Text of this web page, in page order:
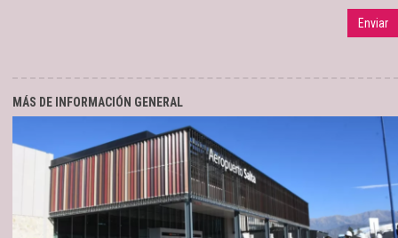
MÁS DE INFORMACIÓN GENERAL